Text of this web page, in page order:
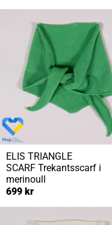
ELIS TRIANGLE
SCARF Trekantsscarf i
merinoull
699 kr